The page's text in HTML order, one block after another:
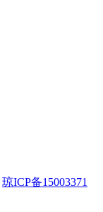
琼ICP备15003371